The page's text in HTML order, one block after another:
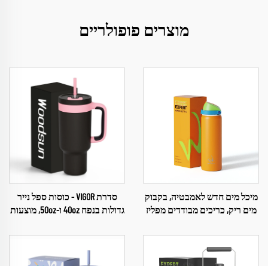
מוצרים פופולריים
מיכל מים חדש לאמבטיה, בקבוק
מים ריק, כריכים מבודדים מפליז
סדרת VIGOR - כוסות ספל נייר
גדולות בנפח 40oz ו-50oz, מוצעות